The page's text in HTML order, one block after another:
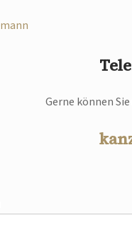
Gerne können